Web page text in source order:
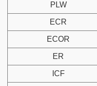
PLW
ECR
ECOR
ER
ICF